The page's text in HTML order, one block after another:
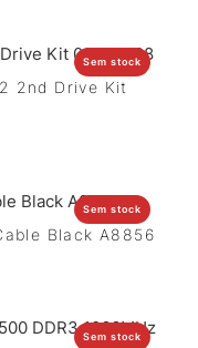
Sem stock
2nd Drive Kit
Sem stock
Black A8856
Sem stock